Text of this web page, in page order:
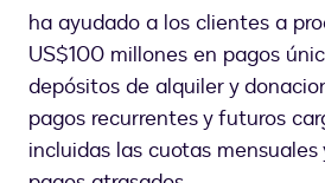
ha ayudado a los clientes a
US$100 millones en pagos
depósitos de alquiler y
pagos recurrentes y futuros
incluidas las cuotas mensuales